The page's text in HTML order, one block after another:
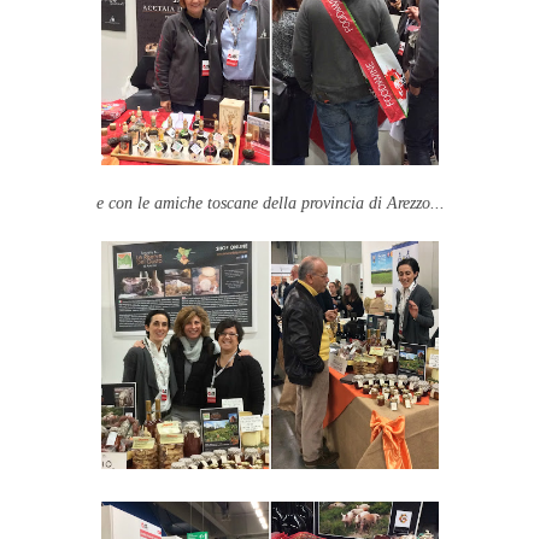
e con le amiche toscane della provincia di Arezzo...